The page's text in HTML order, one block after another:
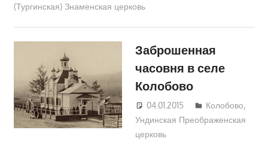
(Тургинская) Знаменская церковь
Заброшенная
часовня в селе
Колобово
04.01.2015
Екатерина
Аникина
Колобово,
Ундинская Преображенская
церковь